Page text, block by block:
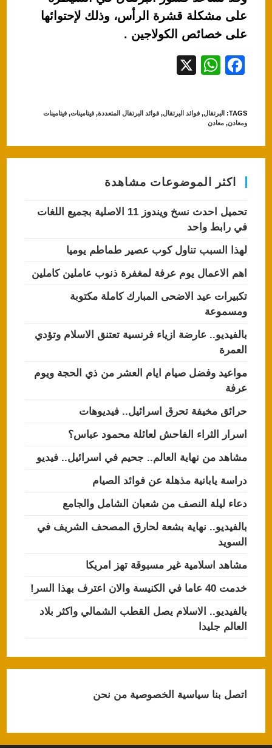
على مشكلة قشرة الرأس، وذلك لإحتوائها
على خصائص الكولاجين .
F
e
b
o
o
k
W
s
A
p
p
TAGS
: البرتقال, فوائد البرتقال, فوائد البرتقال المتعددة, فيتامينات, فيتامينات
ومعادن, معادن
اكثر الموضوعات مشاهدة
تحميل احدث نسخ ويندوز 11 الاصلية بجميع اللغات
في رابط واحد
لهذا السبب تناول كوب عصير طماطم يوميا
اهم الاعمال يوم عرفة لمغفرة ذنوب عاملين كاملين
تكبيرات عيد الاضحى المبارك كاملة مكتوبة
ومسموعة
بالفيديو.. عارضة ازياء فرنسية تعتنق الاسلام وتؤدي
العمرة
مواعيد وفضل صيام ايام العشر من ذي الحجة ويوم
عرفة
حرائق مخيفة تحرق اسرائيل.. فيديوهات
اسرار الثراء الفاحش لعائلة محمود عباس؟
مشاهد من نهاية العالم.. جحيم في اسرائيل.. فيديو
دراسة يابانية مذهلة عن فوائد الصيام
دعاء ليلة النصف من شعبان الشامل والجامع
بالفيديو.. نهاية بشعة لحارق المصحف الشريف في
السويد
مشاهد اسلامية غير مسبوقة تهز امريكا
خدمت 40 عاما في الكنيسة والان اعترف بهذا السر!
بالفيديو.. الاسلام يصل القطب الشمالي واكثر بلاد
العالم جليدا
اتصل بناسياسية الخصوصيةمن نحن